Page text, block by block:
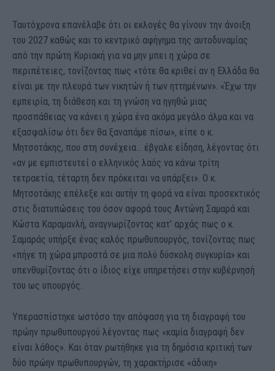
Ταυτόχρονα επανέλαβε ότι οι εκλογές θα γίνουν την άνοιξη
του 2027 καθώς και το κεντρικό αφήγημα της αυτοδυναμίας
από την πρώτη Κυριακή για να μην μπει η χώρα σε
περιπέτειες, τονίζοντας πως «τότε θα κριθεί αν η Ελλάδα θα
είναι με την πλευρά των νικητών ή των ηττημένων». «Έχω την
εμπειρία, τη διάθεση και τη γνώση να ηγηθώ μιας
προσπάθειας να κάνει η χώρα ένα ακόμα μεγάλο άλμα και να
εξασφαλίσω ότι δεν θα ξαναπάμε πίσω», είπε ο κ.
Μητσοτάκης, που στη συνέχεια… έβγαλε είδηση, λέγοντας ότι
«αν με εμπιστευτεί ο ελληνικός λαός να κάνω τρίτη
τετραετία, τέταρτη δεν πρόκειται να υπάρξει». Ο κ.
Μητσοτάκης επέλεξε και αυτήν τη φορά να είναι προσεκτικός
στις διατυπώσεις του όσον αφορά τους Αντώνη Σαμαρά και
Κώστα Καραμανλή, αναγνωρίζοντας κατ’ αρχάς πως ο κ.
Σαμαράς υπήρξε ένας καλός πρωθυπουργός, τονίζοντας πως
«πήγε τη χώρα μπροστά σε μια πολύ δύσκολη συγκυρία» και
υπενθυμίζοντας ότι ο ίδιος είχε υπηρετήσει στην κυβέρνησή
του ως υπουργός.
Υπερασπίστηκε ωστόσο την απόφαση για τη διαγραφή του
πρώην πρωθυπουργού λέγοντας πως «καμία διαγραφή δεν
είναι λάθος». Και όταν ρωτήθηκε για τη δημόσια κριτική των
δύο πρώην πρωθυπουργών, τη χαρακτήρισε «άδικη»